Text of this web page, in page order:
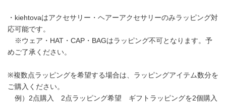
・kiehtovaはアクセサリー・ヘアーアクセサリーのみラッピング対
応可能です。
※ウェア・HAT・CAP・BAGはラッピング不可となります。予
めご了承ください。
※複数点ラッピングを希望する場合は、ラッピングアイテム数分を
ご購入ください。
例）2点購入 2点ラッピング希望 ギフトラッピングを2個購入